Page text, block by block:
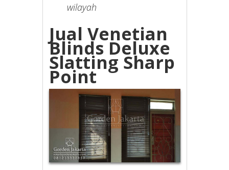
wilayah
Jual Venetian
Blinds Deluxe
Slatting Sharp
Point